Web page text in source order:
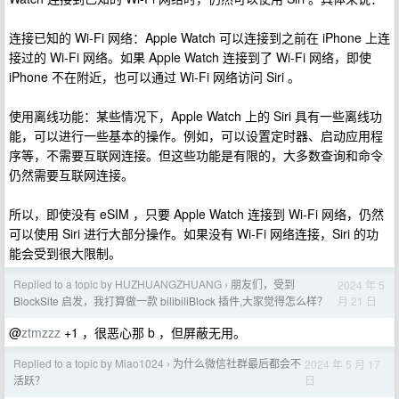
连接已知的 Wi-Fi 网络：Apple Watch 可以连接到之前在 iPhone 上连
接过的 Wi-Fi 网络。如果 Apple Watch 连接到了 Wi-Fi 网络，即使
iPhone 不在附近，也可以通过 Wi-Fi 网络访问 Siri 。
使用离线功能：某些情况下，Apple Watch 上的 Siri 具有一些离线功
能，可以进行一些基本的操作。例如，可以设置定时器、启动应用程
序等，不需要互联网连接。但这些功能是有限的，大多数查询和命令
仍然需要互联网连接。
所以，即使没有 eSIM ，只要 Apple Watch 连接到 Wi-Fi 网络，仍然
可以使用 Siri 进行大部分操作。如果没有 Wi-Fi 网络连接，Siri 的功
能会受到很大限制。
Replied to a topic by HUZHUANGZHUANG › 朋友们，受到
BlockSite 启发，我打算做一款 bilibiliBlock 插件,大家觉得怎么样？
2024 年 5
月 21 日
@ztmzzz +1 ，很恶心那 b ，但屏蔽无用。
Replied to a topic by Miao1024 › 为什么微信社群最后都会不
活跃？
2024 年 5 月 17
日